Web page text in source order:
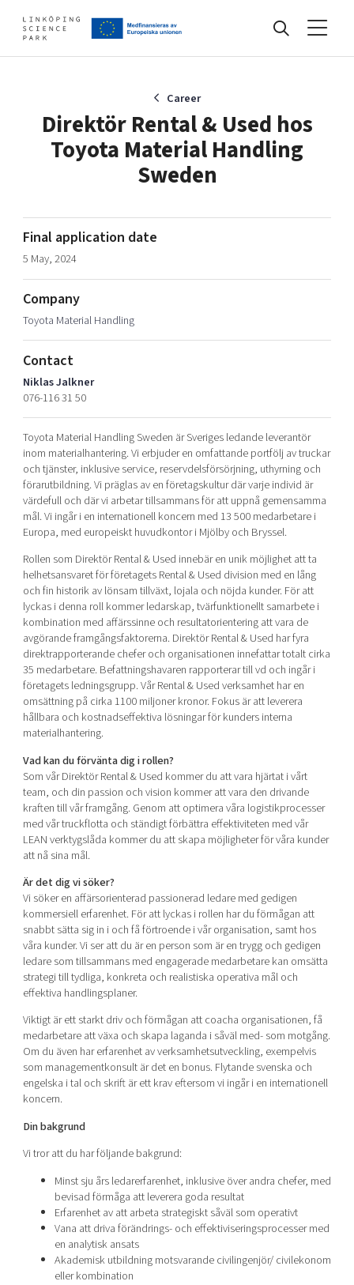
Find your network
Artificial intelligence
Cybersecurity
Manufacturing industries
Global talent
Visual technologies
Shaping cities and regions
Bright East
East Sweden Tech Women
Reversed mentorship
Current offers and activities
Develop your company
Upgrade your skills & master new ones
Upscaling
Talent & skills
Startup & industry collaboration
Offers to boost your business
Funding opportunities
About
Our story, mission & vision
Our community of companies
Projects
Publications
Project toolbox
Our clusters
Reach out to us
Locations
40 years anniversary
Today's lunch in Mjärdevi
Career
Direktör Rental & Used hos
Toyota Material Handling
Sweden
Final application date
5 May, 2024
Company
Toyota Material Handling
Contact
Niklas Jalkner
076-116 31 50
Toyota Material Handling Sweden är Sveriges ledande leverantör
inom materialhantering. Vi erbjuder en omfattande portfölj av truckar
och tjänster, inklusive service, reservdelsförsörjning, uthyrning och
förarutbildning. Vi präglas av en företagskultur där varje individ är
värdefull och där vi arbetar tillsammans för att uppnå gemensamma
mål. Vi ingår i en internationell koncern med 13 500 medarbetare i
Europa, med europeiskt huvudkontor i Mjölby och Bryssel.
Rollen som Direktör Rental & Used innebär en unik möjlighet att ta
helhetsansvaret för företagets Rental & Used division med en lång
och fin historik av lönsam tillväxt, lojala och nöjda kunder. För att
lyckas i denna roll kommer ledarskap, tvärfunktionellt samarbete i
kombination med affärssinne och resultatorientering att vara de
avgörande framgångsfaktorerna. Direktör Rental & Used har fyra
direktrapporterande chefer och organisationen innefattar totalt cirka
35 medarbetare. Befattningshavaren rapporterar till vd och ingår i
företagets ledningsgrupp. Vår Rental & Used verksamhet har en
omsättning på cirka 1100 miljoner kronor. Fokus är att leverera
hållbara och kostnadseffektiva lösningar för kunders interna
materialhantering.
Vad kan du förvänta dig i rollen?
Som vår Direktör Rental & Used kommer du att vara hjärtat i vårt
team, och din passion och vision kommer att vara den drivande
kraften till vår framgång. Genom att optimera våra logistikprocesser
med vår truckflotta och ständigt förbättra effektiviteten med vår
LEAN verktygslåda kommer du att skapa möjligheter för våra kunder
att nå sina mål.
Är det dig vi söker?
Vi söker en affärsorienterad passionerad ledare med gedigen
kommersiell erfarenhet. För att lyckas i rollen har du förmågan att
snabbt sätta sig in i och få förtroende i vår organisation, samt hos
våra kunder. Vi ser att du är en person som är en trygg och gedigen
ledare som tillsammans med engagerade medarbetare kan omsätta
strategi till tydliga, konkreta och realistiska operativa mål och
effektiva handlingsplaner.
Viktigt är ett starkt driv och förmågan att coacha organisationen, få
medarbetare att växa och skapa laganda i såväl med- som motgång.
Om du även har erfarenhet av verksamhetsutveckling, exempelvis
som managementkonsult är det en bonus. Flytande svenska och
engelska i tal och skrift är ett krav eftersom vi ingår i en internationell
koncern.
Din bakgrund
Vi tror att du har följande bakgrund:
Minst sju års ledarerfarenhet, inklusive över andra chefer, med
bevisad förmåga att leverera goda resultat
Erfarenhet av att arbeta strategiskt såväl som operativt
Vana att driva förändrings- och effektiviseringsprocesser med
en analytisk ansats
Akademisk utbildning motsvarande civilingenjör/ civilekonom
eller kombination